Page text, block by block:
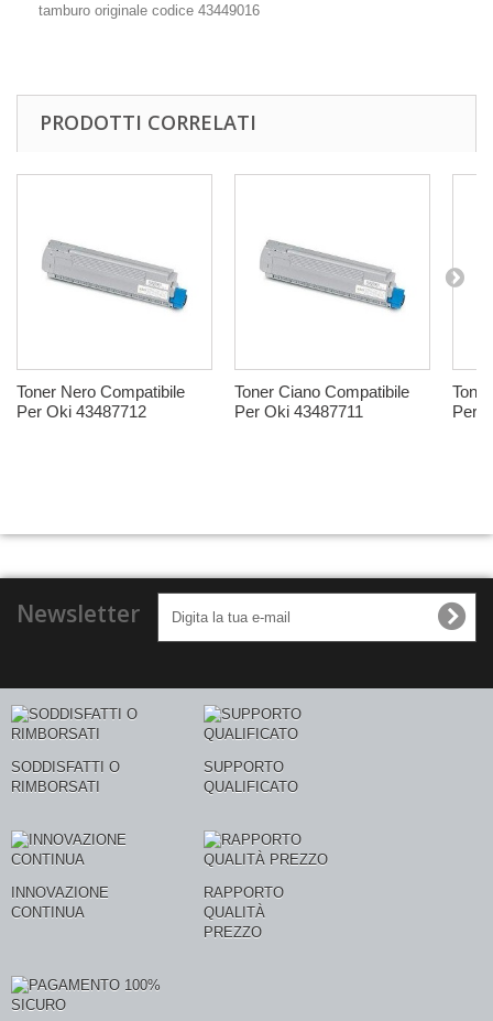
tamburo originale codice 43449016
PRODOTTI CORRELATI
Toner Nero Compatibile
Per Oki 43487712
Toner Ciano Compatibile
Per Oki 43487711
Per
Newsletter
SODDISFATTI O
RIMBORSATI
SUPPORTO
QUALIFICATO
INNOVAZIONE
CONTINUA
RAPPORTO
QUALITÀ
PREZZO